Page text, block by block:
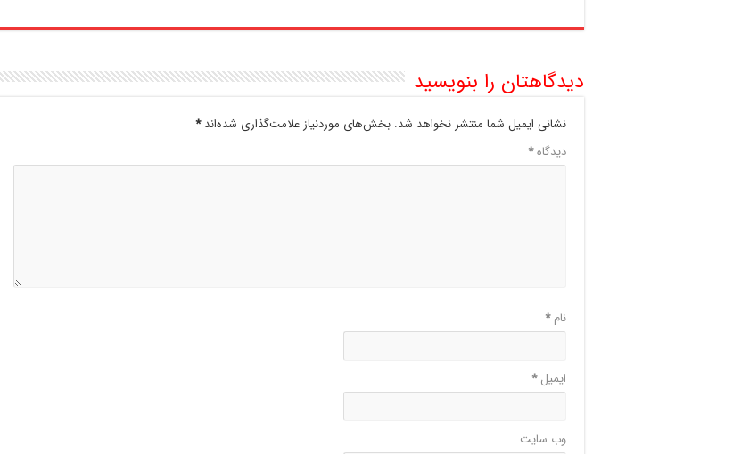
دیدگاهتان را بنویسید
نشانی ایمیل شما منتشر نخواهد شد. بخش‌های موردنیاز علامت‌گذاری شده‌اند*
دیدگاه*
نام*
ایمیل*
وب‌ سایت